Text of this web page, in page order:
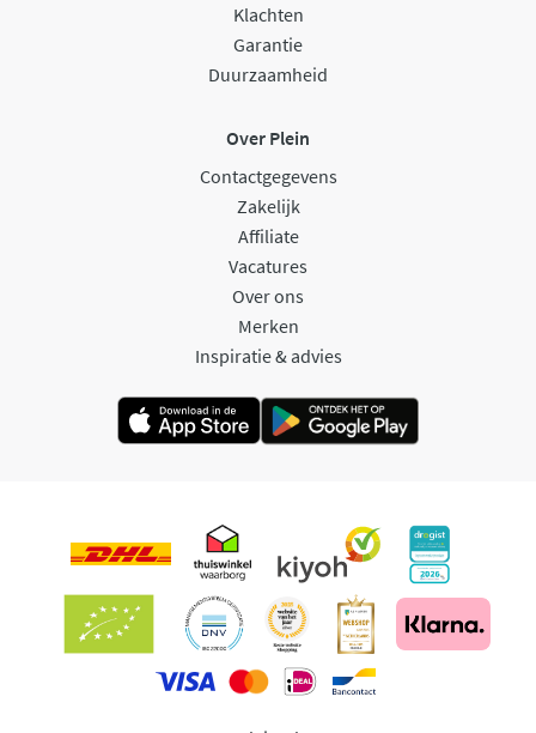
Klachten
Garantie
Duurzaamheid
Over Plein
Contactgegevens
Zakelijk
Affiliate
Vacatures
Over ons
Merken
Inspiratie & advies